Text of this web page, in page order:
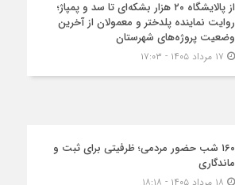
از پالایشگاه ۲۰ هزار بشکه‌ای تا سد و پمپاژ؛
روایت نماینده پلدختر و معمولان از آخرین
وضعیت پروژه‌های شهرستان
۱۶۰ شب حضور مردمی؛ ظرفیتی برای ثبت و
ماندگاری